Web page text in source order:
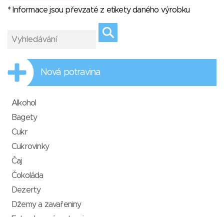
* Informace jsou převzaté z etikety daného výrobku
Nová potravina
Alkohol
Bagety
Cukr
Cukrovinky
Čaj
Čokoláda
Dezerty
Džemy a zavařeniny